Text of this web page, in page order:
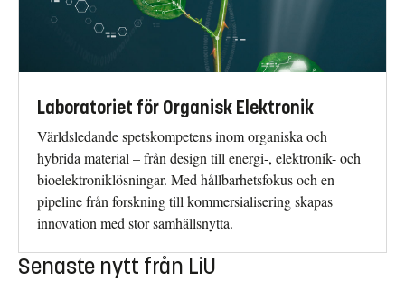
Laboratoriet för Organisk Elektronik
Världsledande spetskompetens inom organiska och
hybrida material – från design till energi-, elektronik- och
bioelektroniklösningar. Med hållbarhetsfokus och en
pipeline från forskning till kommersialisering skapas
innovation med stor samhällsnytta.
Senaste nytt från LiU